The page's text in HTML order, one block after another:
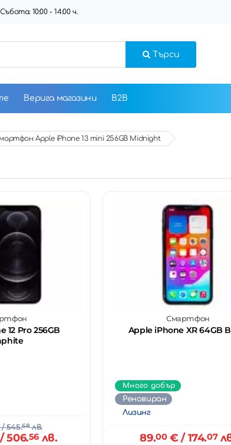
10:00 - 14:00 ч.
Търси
Верига магазини B2B
Apple iPhone 13 mini 256GB Midnight
12 Pro 256GB
/ 545.68лв.
/ 506.56лв.
Смартфон
Apple iPhone XR 64GB
Много добър
Реновиран
Лизинг
89.00€ / 174.07